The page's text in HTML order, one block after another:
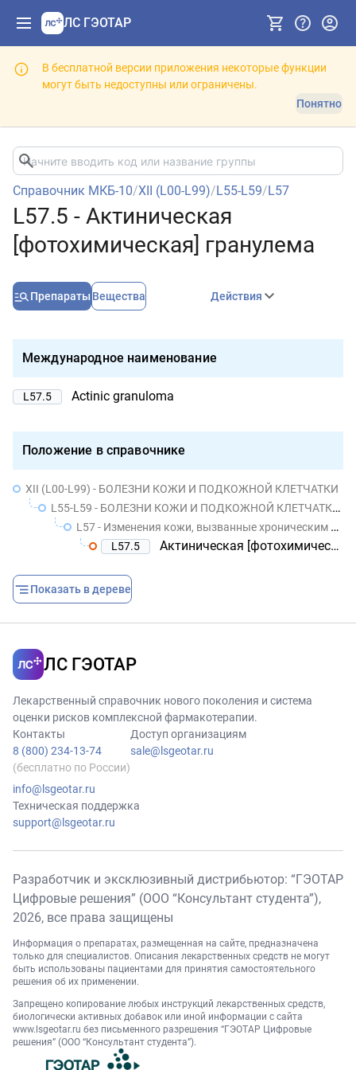
ЛС ГЭОТАР
В бесплатной версии приложения некоторые функции
могут быть недоступны или ограничены.
Понятно
Справочник МКБ-10/XII (L00-L99)/L55-L59/L57
L57.5 - Актиническая
[фотохимическая] гранулема
Препараты Вещества Действия
Международное наименование
L57.5 Actinic granuloma
Положение в справочнике
XII (L00-L99) - БОЛЕЗНИ КОЖИ И ПОДКОЖНОЙ КЛЕТЧАТКИ
L55-L59 - БОЛЕЗНИ КОЖИ И ПОДКОЖНОЙ КЛЕТЧАТКИ, СВЯЗАННЫЕ С ВОЗДЕЙСТВИЕМ ИЗЛУЧЕНИЯ
L57 - Изменения кожи, вызванные хроническим воздействием неионизирующего излучения
L57.5
Актиническая [фотохимическая] гранулема
Показать в дереве
ЛС ГЭОТАР
Лекарственный справочник нового поколения и система
оценки рисков комплексной фармакотерапии.
Контакты
8 (800) 234-13-74
(бесплатно по России)
info@lsgeotar.ru
Доступ организациям
sale@lsgeotar.ru
Техническая поддержка
support@lsgeotar.ru
Разработчик и эксклюзивный дистрибьютор: “ГЭОТАР
Цифровые решения” (ООО “Консультант студента”),
2026, все права защищены
Информация о препаратах, размещенная на сайте, предназначена
только для специалистов. Описания лекарственных средств не могут
быть использованы пациентами для принятия самостоятельного
решения об их применении.
Запрещено копирование любых инструкций лекарственных средств,
биологически активных добавок или иной информации с сайта
www.lsgeotar.ru без письменного разрешения “ГЭОТАР Цифровые
решения” (ООО “Консультант студента”).